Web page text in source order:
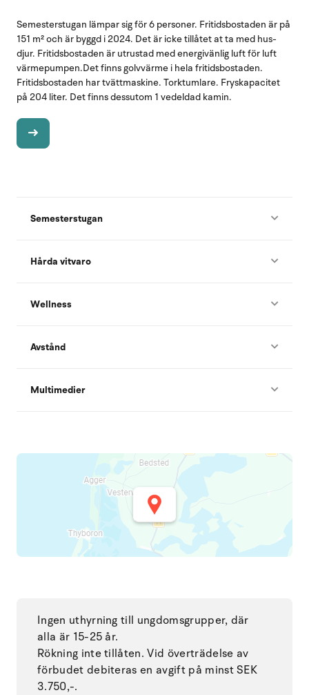
Semesterstugan lämpar sig för 6 personer. Fritidsbostaden är på
151 m² och är byggd i 2024. Det är icke tillåtet at ta med hus-
djur. Fritidsbostaden är utrustad med energivänlig luft för luft
värmepumpen.Det finns golvvärme i hela fritidsbostaden.
Fritidsbostaden har tvättmaskine. Torktumlare. Fryskapacitet
på 204 liter. Det finns dessutom 1 vedeldad kamin.
Semesterstugan
Hårda vitvaro
Wellness
Avstånd
Multimedier
Ingen uthyrning till ungdomsgrupper, där
alla är 15-25 år.
Rökning inte tillåten. Vid överträdelse av
förbudet debiteras en avgift på minst SEK
3.750,-.